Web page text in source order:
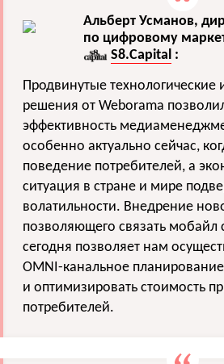
Альберт Усманов,
по цифровому
S8.Capital :
Продвинутые
решения от Weborama
эффективность
особенно актуально сейчас,
поведение потребителей, а
ситуация в стране и мире
волатильности. Внедрение
позволяющего связать мобайл
сегодня позволяет нам
OMNI-канальное
и оптимизировать стоимость
потребителей.